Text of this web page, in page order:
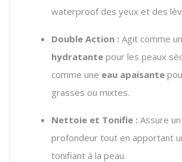
waterproof des yeux et des
Double Action : Agit comme
hydratante pour les peaux
comme une eau apaisante
grasses ou mixtes.
Nettoie et Tonifie : Assure
profondeur tout en apportant
tonifiant à la peau.